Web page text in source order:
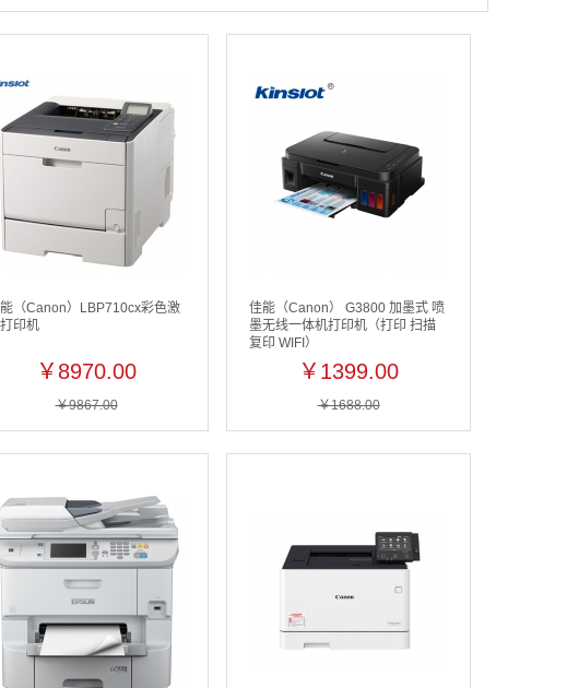
（Canon）LBP710cx彩色激
印机
￥8970.00
￥9867.00
佳能（Canon） G3800 加墨式 喷
墨无线一体机打印机（打印 扫描
复印 WIFI）
￥1399.00
￥1688.00